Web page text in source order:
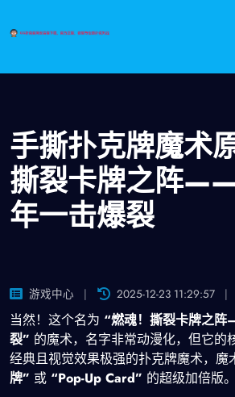
手撕扑克牌魔术
撕裂卡牌之阵
年一击爆裂
游戏中心 2025-12-23 11:29:57
当然！这个名为 “燃魂！撕裂卡牌之
裂” 的魔术，名字非常动漫化，但它的
经典且视觉效果极强的扑克牌魔术，魔
牌” 或 “Pop-Up Card” 的超级加倍版。